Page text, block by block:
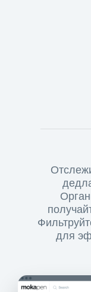
для